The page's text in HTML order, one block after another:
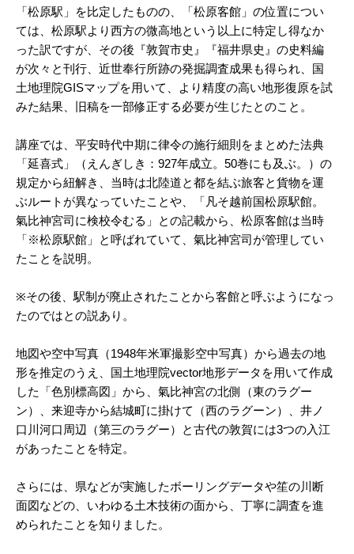
「松原駅」を比定したものの、「松原客館」の位置につい
ては、松原駅より西方の微高地という以上に特定し得なか
った訳ですが、その後『敦賀市史』『福井県史』の史料編
が次々と刊行、近世奉行所跡の発掘調査成果も得られ、国
土地理院GISマップを用いて、より精度の高い地形復原を試
みた結果、旧稿を一部修正する必要が生じたとのこと。
講座では、平安時代中期に律令の施行細則をまとめた法典
「延喜式」（えんぎしき：927年成立。50巻にも及ぶ。）の
規定から紐解き、当時は北陸道と都を結ぶ旅客と貨物を運
ぶルートが異なっていたことや、「凡そ越前国松原駅館。
氣比神宮司に検校令むる」との記載から、松原客館は当時
「※松原駅館」と呼ばれていて、氣比神宮司が管理してい
たことを説明。
※その後、駅制が廃止されたことから客館と呼ぶようになっ
たのではとの説あり。
地図や空中写真（1948年米軍撮影空中写真）から過去の地
形を推定のうえ、国土地理院vector地形データを用いて作成
した「色別標高図」から、氣比神宮の北側（東のラグー
ン）、来迎寺から結城町に掛けて（西のラグーン）、井ノ
口川河口周辺（第三のラグー）と古代の敦賀には3つの入江
があったことを特定。
さらには、県などが実施したボーリングデータや笙の川断
面図などの、いわゆる土木技術の面から、丁寧に調査を進
められたことを知りました。